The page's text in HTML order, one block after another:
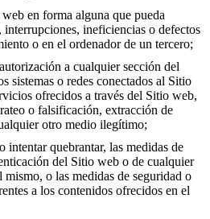
en forma alguna que pueda
interrupciones, ineficiencias o defectos
o en el ordenador de un tercero;
a cualquier sección del
sistemas o redes conectados al Sitio
ofrecidos a través del Sitio web,
o falsificación, extracción de
otro medio ilegítimo;
intentar quebrantar, las medidas de
del Sitio web o de cualquier
mismo, o las medidas de seguridad o
a los contenidos ofrecidos en el